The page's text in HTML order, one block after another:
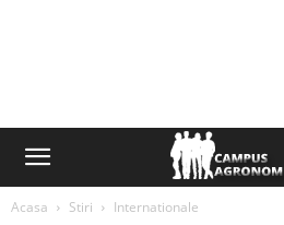
Acasa Stiri Internationale